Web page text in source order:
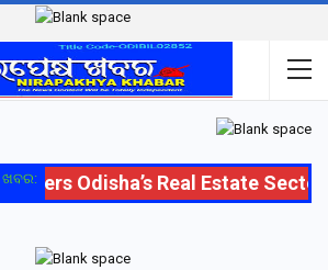
ଖବର: Odisha’s Real Estate Sector